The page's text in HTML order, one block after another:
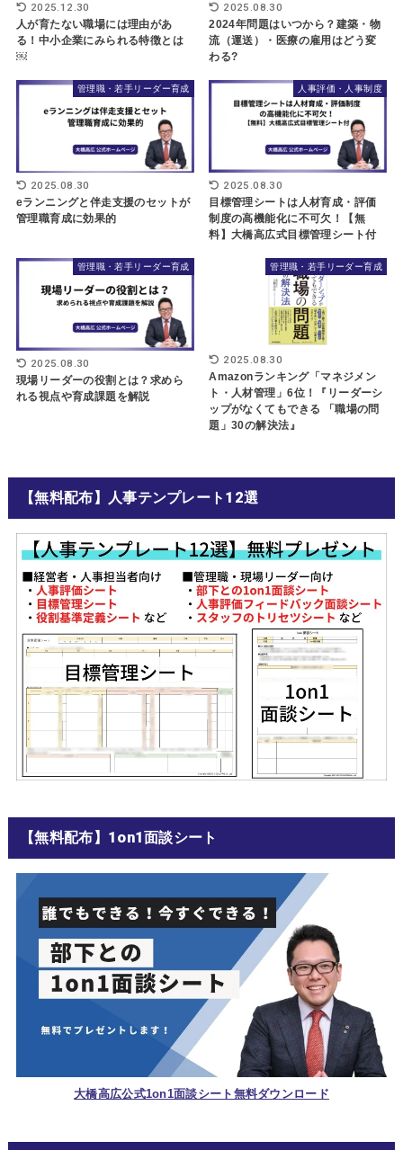
2025.12.30
人が育たない職場には理由があ
る！中小企業にみられる特徴とは
￼
2025.08.30
2024年問題はいつから？建築・物
流（運送）・医療の雇用はどう変
わる?
管理職・若手リーダー育成
2025.08.30
eランニングと伴走支援のセットが
管理職育成に効果的
人事評価・人事制度
2025.08.30
目標管理シートは人材育成・評価
制度の高機能化に不可欠！【無
料】大橋高広式目標管理シート付
管理職・若手リーダー育成
2025.08.30
現場リーダーの役割とは？求めら
れる視点や育成課題を解説
管理職・若手リーダー育成
2025.08.30
Amazonランキング「マネジメン
ト・人材管理」6位！『リーダーシ
ップがなくてもできる 「職場の問
題」30の解決法』
【無料配布】人事テンプレート12選
【無料配布】1on1面談シート
大橋高広公式1on1面談シート無料ダウンロード